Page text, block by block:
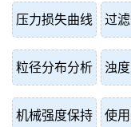
压力损失曲线 过
粒径分布分析 浊
机械强度保持 使